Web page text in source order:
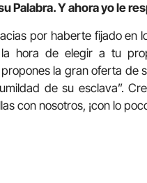
Palabra. Y ahora yo le
por haberte fijado en
hora de elegir a tu
la gran oferta de
de su esclava”.
con nosotros, ¡con lo